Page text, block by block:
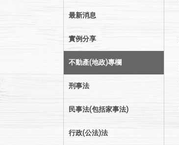
最新消息
實例分享
不動產(地政)專欄
刑事法
民事法(包括家事法)
行政(公法)法